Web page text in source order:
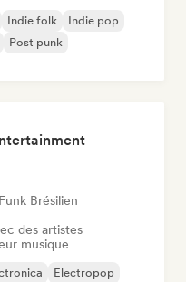
Indie folk
Indie pop
Post punk
Funk Brésilien
des artistes
musique
Electropop